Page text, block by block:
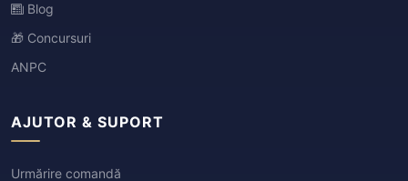
Blog
🎁 Concursuri
ANPC
AJUTOR & SUPORT
Urmărire comandă